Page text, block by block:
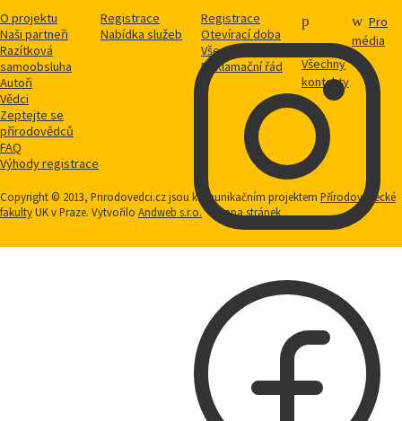
O projektu
Naši partneři
Razítková
samoobsluha
Autoři
Vědci
Zeptejte se
přírodovědců
FAQ
Výhody registrace
Registrace
Nabídka služeb
Registrace
Otevírací doba
Vše o nákupu
Reklamační řád
Všechny
kontakty
Pro
média
Copyright © 2013, Prirodovedci.cz jsou komunikačním projektem Přírodovědecké
fakultyUK v Praze. Vytvořilo Andweb s.r.o. Mapa stránek